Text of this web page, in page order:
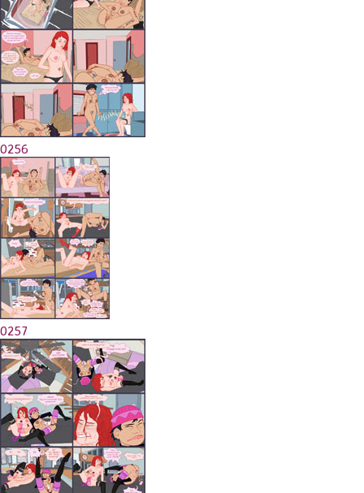
0256
0257